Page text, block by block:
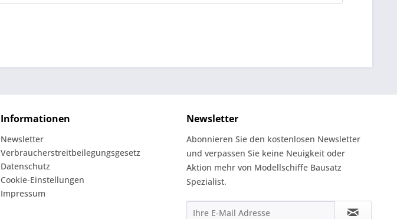
Informationen
Newsletter
Verbraucherstreitbeilegungsgesetz
Datenschutz
Cookie-Einstellungen
Impressum
Newsletter
Abonnieren Sie den kostenlosen Newsletter
und verpassen Sie keine Neuigkeit oder
Aktion mehr von Modellschiffe Bausatz
Spezialist.